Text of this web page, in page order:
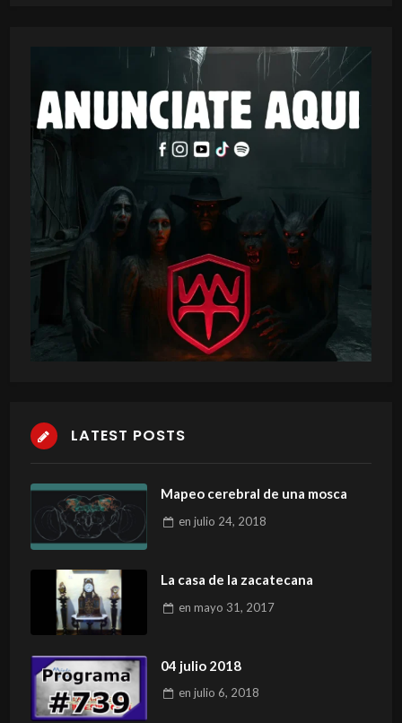
LATEST POSTS
Mapeo cerebral de una mosca
en julio 24, 2018
La casa de la zacatecana
en mayo 31, 2017
04 julio 2018
en julio 6, 2018